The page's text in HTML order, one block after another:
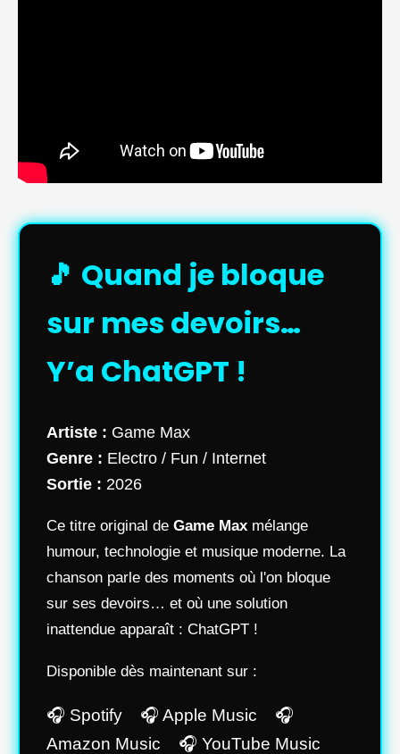
🎵 Quand je bloque
sur mes devoirs…
Y’a ChatGPT !
Artiste : Game Max
Genre : Electro / Fun / Internet
Sortie : 2026
Ce titre original de Game Max mélange
humour, technologie et musique moderne. La
chanson parle des moments où l'on bloque
sur ses devoirs… et où une solution
inattendue apparaît : ChatGPT !
Disponible dès maintenant sur :
🎧 Spotify 🎧 Apple Music 🎧
Amazon Music 🎧 YouTube Music